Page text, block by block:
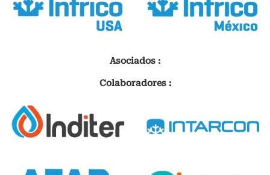
Asociados :
Colaboradores :